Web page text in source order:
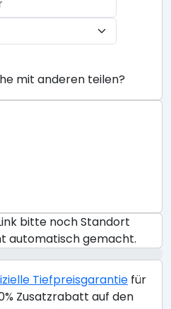
mit anderen teilen?
bitte noch Standort
automatisch gemacht.
Tiefpreisgarantie für
Zusatzrabatt auf den